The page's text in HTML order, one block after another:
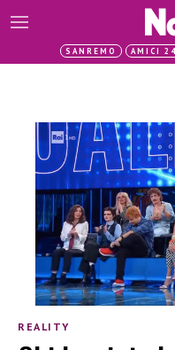
SANREMO AMICI 24
REALITY